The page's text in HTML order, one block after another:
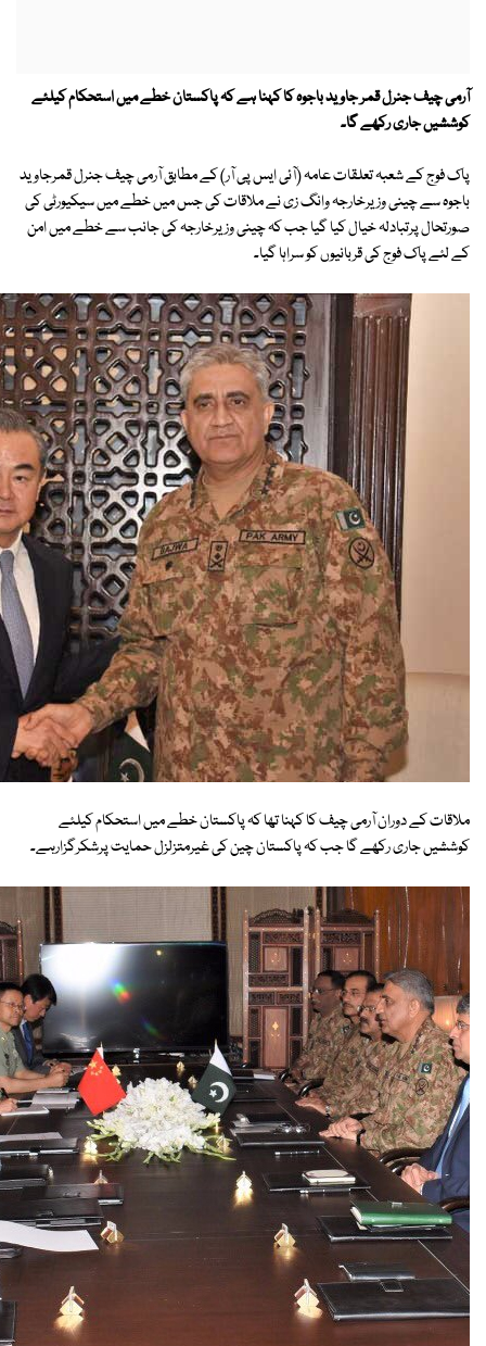
آرمی چیف جنرل قمر جاوید باجوہ کا کہنا ہے کہپاکستان خطے میں استحکام کیلئے
کوششیں جاری رکھے گا۔
پاک فوج کے شعبہ تعلقات عامہ (آئی ایس پی آر) کے مطابق آرمی چیف جنرل قمرجاوید
باجوہ سے چینی وزیرخارجہ وانگ زی نے ملاقات کی جس میں خطے میں سیکیورٹی کی
صورتحال پرتبادلہ خیال کیا گیا جب کہ چینی وزیرخارجہ کی جانب سے خطے میں امن
کے لئے پاک فوج کی قربانیوں کو سراہا گیا۔
ملاقات کے دوران آرمی چیف کا کہنا تھا کہ پاکستان خطے میں استحکام کیلئے
کوششیں جاری رکھے گا جب کہ پاکستان چین کی غیرمتزلزل حمایت پرشکرگزارہے۔